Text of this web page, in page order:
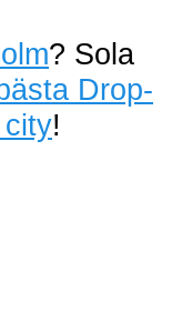
? Sola
Drop-
!